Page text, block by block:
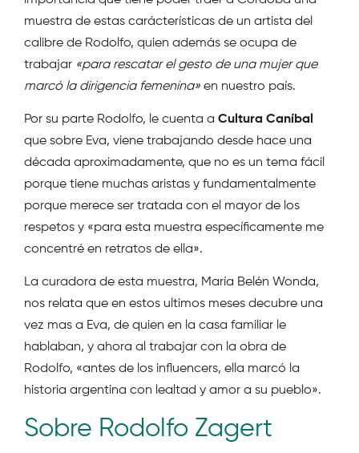
muestra de estas carácterísticas de un artista del
calibre de Rodolfo, quien además se ocupa de
trabajar «para rescatar el gesto de una mujer que
marcó la dirigencia femenina» en nuestro país.
Por su parte Rodolfo, le cuenta a Cultura Caníbal
que sobre Eva, viene trabajando desde hace una
década aproximadamente, que no es un tema fácil
porque tiene muchas aristas y fundamentalmente
porque merece ser tratada con el mayor de los
respetos y «para esta muestra específicamente me
concentré en retratos de ella».
La curadora de esta muestra, María Belén Wonda,
nos relata que en estos ultimos meses decubre una
vez mas a Eva, de quien en la casa familiar le
hablaban, y ahora al trabajar con la obra de
Rodolfo, «antes de los influencers, ella marcó la
historia argentina con lealtad y amor a su pueblo».
Sobre Rodolfo Zagert